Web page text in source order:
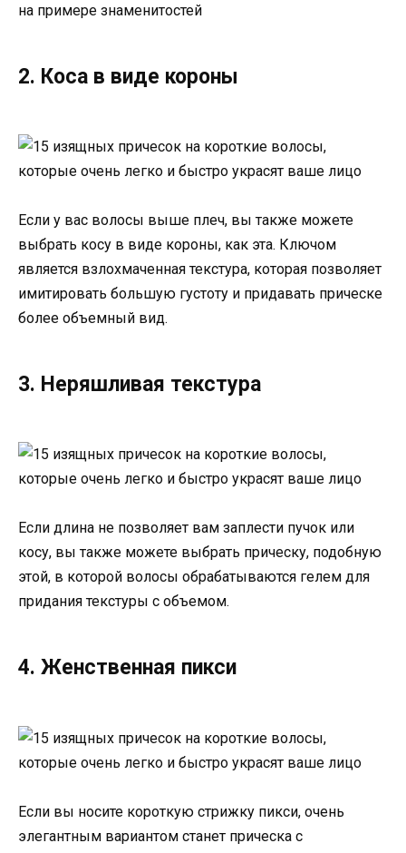
на примере знаменитостей
2. Коса в виде короны
Если у вас волосы выше плеч, вы также можете
выбрать косу в виде короны, как эта. Ключом
является взлохмаченная текстура, которая позволяет
имитировать большую густоту и придавать прическе
более объемный вид.
3. Неряшливая текстура
Если длина не позволяет вам заплести пучок или
косу, вы также можете выбрать прическу, подобную
этой, в которой волосы обрабатываются гелем для
придания текстуры с объемом.
4. Женственная пикси
Если вы носите короткую стрижку пикси, очень
элегантным вариантом станет прическа с